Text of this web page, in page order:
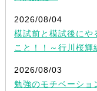
2026/08/04
模試前と模試後にや
こと！！～行川桜輝
2026/08/03
勉強のモチベーショ